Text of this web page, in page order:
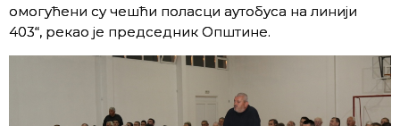
омогућени су чешћи поласци аутобуса на линији
403“, рекао је председник Општине.